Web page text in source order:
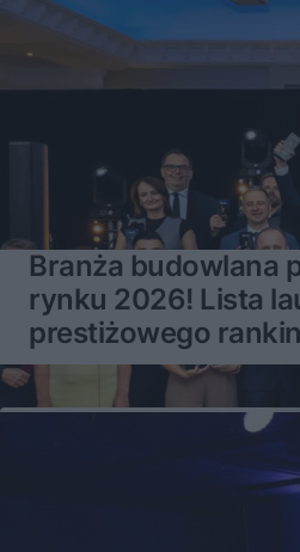
Branża budowlana
rynku 2026! Lista
prestiżowego